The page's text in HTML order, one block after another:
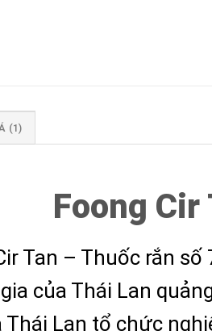
(1)
Foong Cir
Tan – Thuốc rắn
của Thái Lan
Thái Lan tổ chức